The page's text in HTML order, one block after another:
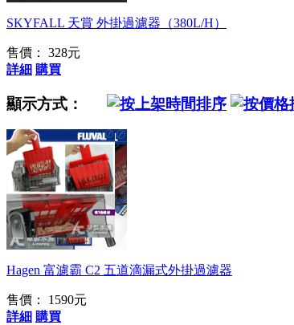
SKYFALL 天賞 外掛過濾器（380L/H）
售價： 328元
詳細 購買
顯示方式：
五道濾水程序、創造
優越的水質
Hagen 富濾霸 C2 五道滴漏式外掛過濾器
售價：
1590元
詳細 購買